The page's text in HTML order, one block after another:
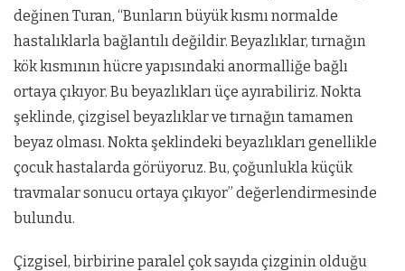
değinen Turan, “Bunların büyük kısmı normalde
hastalıklarla bağlantılı değildir. Beyazlıklar, tırnağın
kök kısmının hücre yapısındaki anormalliğe bağlı
ortaya çıkıyor. Bu beyazlıkları üçe ayırabiliriz. Nokta
şeklinde, çizgisel beyazlıklar ve tırnağın tamamen
beyaz olması. Nokta şeklindeki beyazlıkları genellikle
çocuk hastalarda görüyoruz. Bu, çoğunlukla küçük
travmalar sonucu ortaya çıkıyor” değerlendirmesinde
bulundu.
Çizgisel, birbirine paralel çok sayıda çizginin olduğu